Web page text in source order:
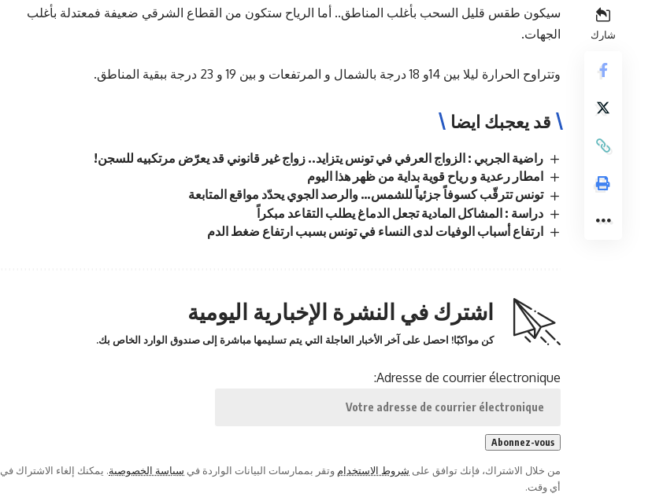
شارك
سيكون طقس قليل السحب بأغلب المناطق.. أما الرياح ستكون من القطاع الشرقي ضعيفة فمعتدلة بأغلب
الجهات.
وتتراوح الحرارة ليلا بين 14و 18 درجة بالشمال و المرتفعات و بين 19 و 23 درجة ببقية المناطق.
قد يعجبك ايضا
راضية الجربي : الزواج العرفي في تونس يتزايد.. زواج غير قانوني قد يعرّض مرتكبيه للسجن!
امطار رعدية و رياح قوية بداية من ظهر هذا اليوم
تونس تترقّب كسوفاً جزئياً للشمس… والرصد الجوي يحدّد مواقع المتابعة
دراسة : المشاكل المادية تجعل الدماغ يطلب التقاعد مبكراً
ارتفاع أسباب الوفيات لدى النساء في تونس بسبب ارتفاع ضغط الدم
اشترك في النشرة الإخبارية اليومية
كن مواكبًا! احصل على آخر الأخبار العاجلة التي يتم تسليمها مباشرة إلى صندوق الوارد الخاص بك.
Adresse de courrier électronique:
من خلال الاشتراك، فإنك توافق على شروط الاستخدام وتقر بممارسات البيانات الواردة في سياسة الخصوصية. يمكنك إلغاء الاشتراك في
أي وقت.